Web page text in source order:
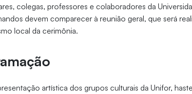
colegas, professores e colaboradores da
devem comparecer à reunião geral, que será
local da cerimônia.
artística dos grupos culturais da Unifor,